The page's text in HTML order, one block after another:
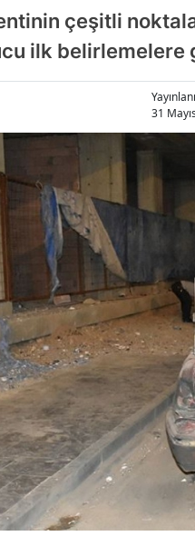
çeşitli
ilk belirlemelere
31